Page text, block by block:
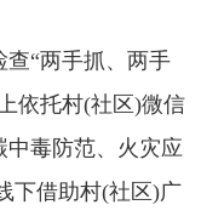
“两手抓、两手
依托村(社区)微信
中毒防范、火灾应
下借助村(社区)广